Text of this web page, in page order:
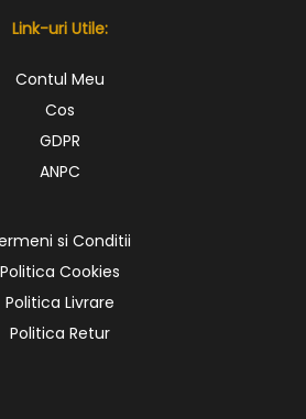
Link-uri Utile:
Contul Meu
Cos
GDPR
ANPC
si Conditii
Politica Cookies
Politica Livrare
Politica Retur